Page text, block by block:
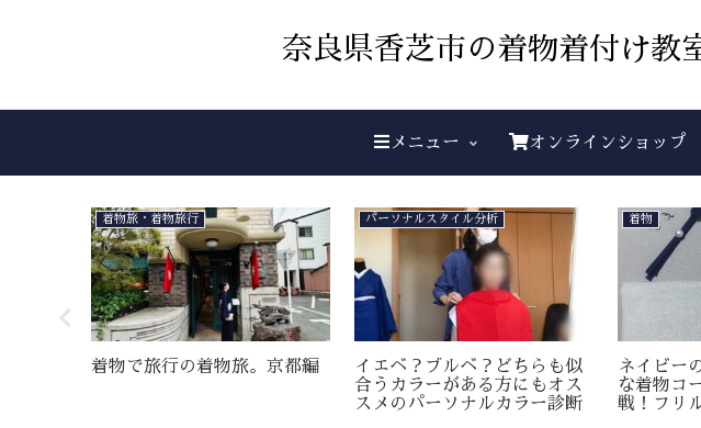
奈良県香芝市の着物着付け教
メニュー オンラインショップ
着物旅・着物旅行
着物で旅行の着物旅。京都編
パーソナルスタイル分析
イエベ？ブルベ？どちらも似
合うカラーがある方にもオス
スメのパーソナルカラー診断
着物
ネイビー
な着物コ
戦！フリ